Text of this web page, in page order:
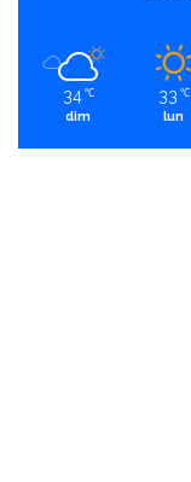
34 ℃
dim
33 ℃
lun